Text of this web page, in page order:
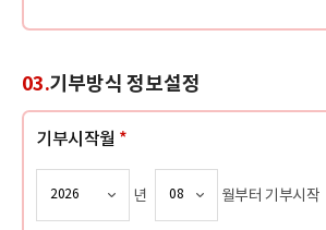
03.기부방식 정보설정
기부시작월 *
년 월부터 기부시작